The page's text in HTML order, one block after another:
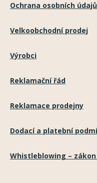
Ochrana osobních údajů
Velkoobchodní prodej
Výrobci
Reklamační řád
Reklamace prodejny
Dodací a platební
Whistleblowing –